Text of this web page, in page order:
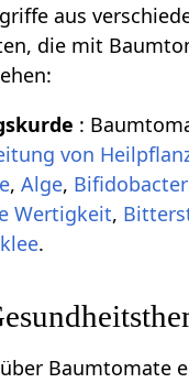
aus
die mit
:
von
, Alge,
Wertigkeit,
.
Baumtomate